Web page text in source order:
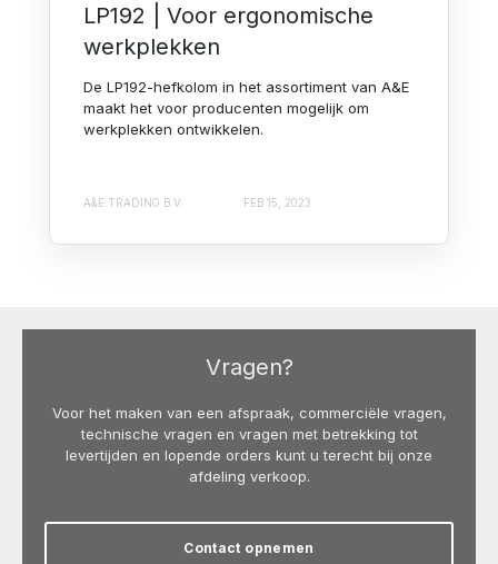
LP192 | Voor ergonomische
werkplekken
De LP192-hefkolom in het assortiment van A&E
maakt het voor producenten mogelijk om
werkplekken ontwikkelen.
A&E TRADING B.V. FEB 15, 2023
Vragen?
Voor het maken van een afspraak, commerciële vragen,
technische vragen en vragen met betrekking tot
levertijden en lopende orders kunt u terecht bij onze
afdeling verkoop.
Contact opnemen